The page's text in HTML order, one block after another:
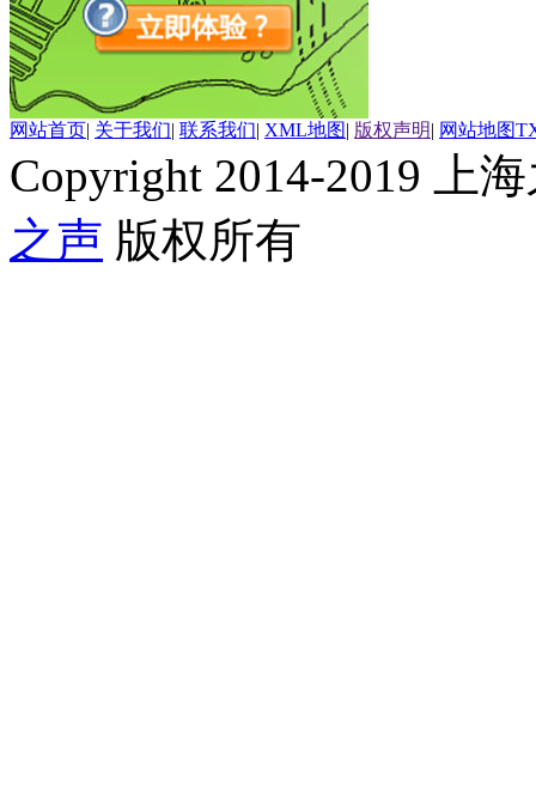
网站首页| 关于我们| 联系我们| XML地图| 版权声明| 网站地图
Copyright 2014-2019 上
之声 版权所有